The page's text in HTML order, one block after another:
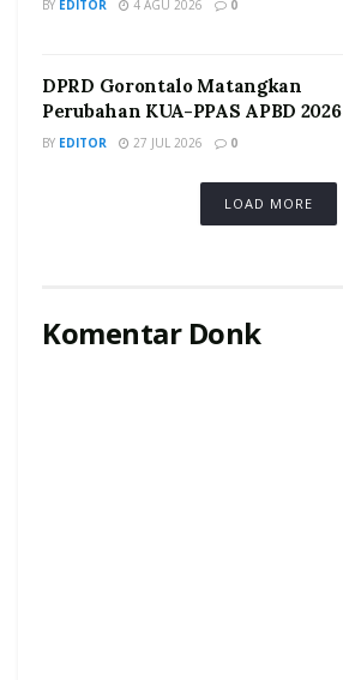
BY EDITOR 4 AGU 2026 0
DPRD Gorontalo Matangkan
Perubahan KUA-PPAS APBD 2026
BY EDITOR 27 JUL 2026 0
LOAD MORE
Komentar Donk